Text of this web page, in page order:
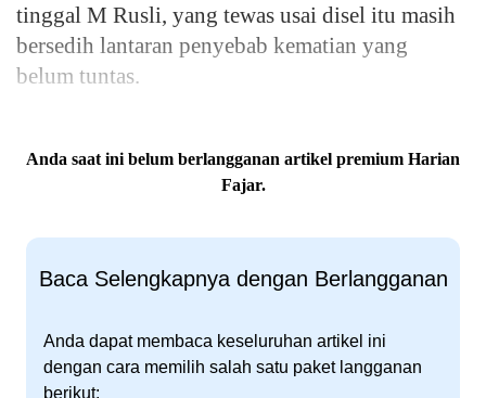
tinggal M Rusli, yang tewas usai disel itu masih
bersedih lantaran penyebab kematian yang
belum tuntas.
Anda saat ini belum berlangganan artikel premium Harian
Fajar.
Baca Selengkapnya dengan Berlangganan
Anda dapat membaca keseluruhan artikel ini
dengan cara memilih salah satu paket langganan
berikut: